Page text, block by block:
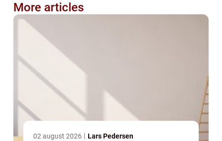
More articles
02 august 2026 Lars Pedersen